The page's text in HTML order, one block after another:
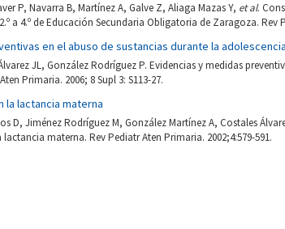
P, Navarra B, Martínez A, Galve Z, Aliaga Mazas Y, et al.
a 4.º de Educación Secundaria Obligatoria de Zaragoza. Rev
en el abuso de sustancias durante la adolescencia
JL, González Rodríguez P. Evidencias y medidas
Primaria. 2006; 8 Supl 3: S113-27.
la lactancia materna
D, Jiménez Rodríguez M, González Martínez A, Costales
materna. Rev Pediatr Aten Primaria. 2002;4:579-591.